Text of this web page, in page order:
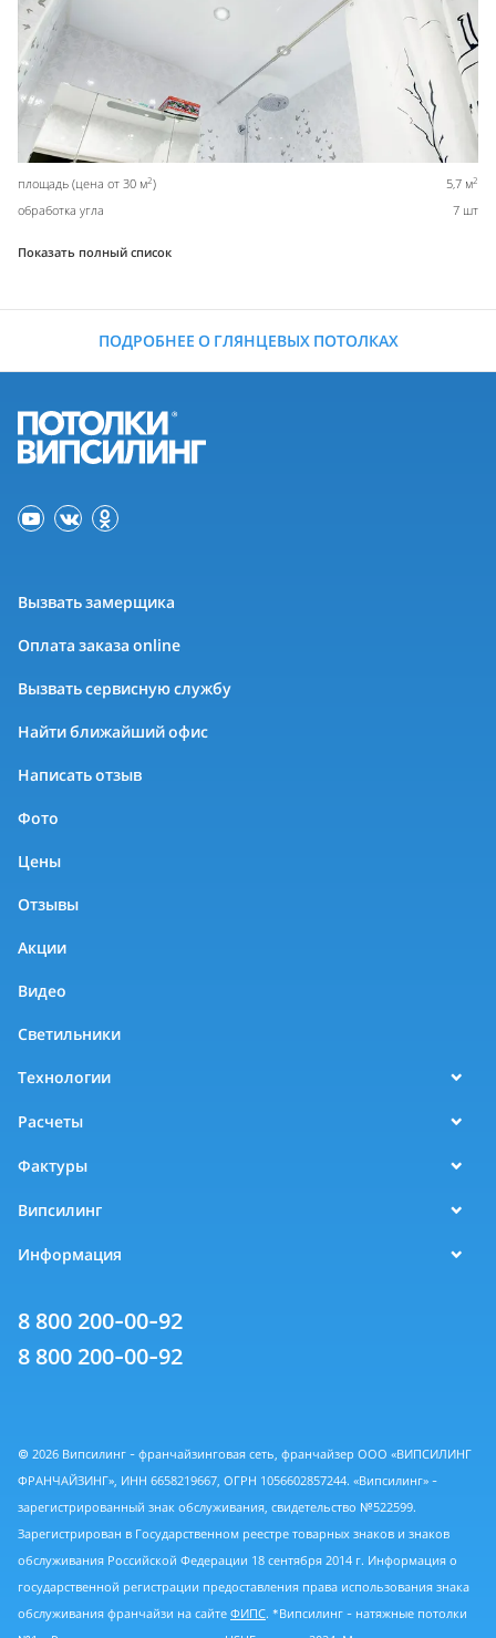
площадь (цена от 30 м2) 5,7 м2
обработка угла 7 шт
Показать полный список
ПОДРОБНЕЕ О ГЛЯНЦЕВЫХ ПОТОЛКАХ
Вызвать замерщика
Оплата заказа online
Вызвать сервисную службу
Найти ближайший офис
Написать отзыв
Фото
Цены
Отзывы
Акции
Видео
Светильники
Технологии
Расчеты
Фактуры
Випсилинг
Информация
8 800 200-00-92
8 800 200-00-92
© 2026 Випсилинг - франчайзинговая сеть, франчайзер ООО «ВИПСИЛИНГ
ФРАНЧАЙЗИНГ», ИНН 6658219667, ОГРН 1056602857244. «Випсилинг» -
зарегистрированный знак обслуживания, свидетельство №522599.
Зарегистрирован в Государственном реестре товарных знаков и знаков
обслуживания Российской Федерации 18 сентября 2014 г. Информация о
государственной регистрации предоставления права использования знака
обслуживания франчайзи на сайте ФИПС. *Випсилинг - натяжные потолки